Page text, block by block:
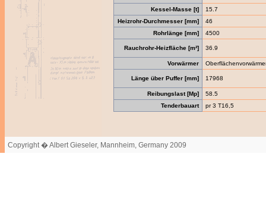
Kessel-Masse [t]
15.7
Heizrohr-Durchmesser [mm]
46
Rohrlänge [mm]
4500
Rauchrohr-Heizfläche [m²] 36.9
Vorwärmer
Länge über Puffer [mm] 17968
Reibungslast [Mp]
58.5
Tenderbauart
pr 3 T16,5
Copyright � Albert Gieseler, Mannheim, Germany 2009